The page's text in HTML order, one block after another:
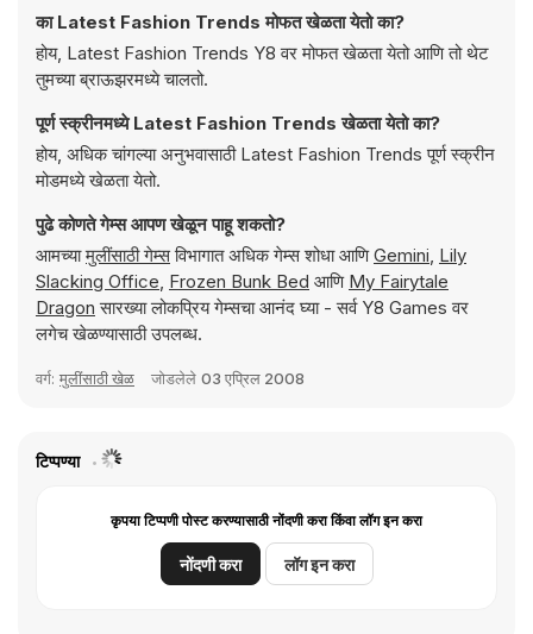
का Latest Fashion Trends मोफत खेळता येतो का?
होय, Latest Fashion Trends Y8 वर मोफत खेळता येतो आणि तो थेट
तुमच्या ब्राऊझरमध्ये चालतो.
पूर्ण स्क्रीनमध्ये Latest Fashion Trends खेळता येतो का?
होय, अधिक चांगल्या अनुभवासाठी Latest Fashion Trends पूर्ण स्क्रीन
मोडमध्ये खेळता येतो.
पुढे कोणते गेम्स आपण खेळून पाहू शकतो?
आमच्यामुलींसाठी गेम्सविभागात अधिक गेम्स शोधा आणिGemini, Lily
Slacking Office, Frozen Bunk Bed आणि My Fairytale
Dragon सारख्या लोकप्रिय गेम्सचा आनंद घ्या - सर्व Y8 Games वर
लगेच खेळण्यासाठी उपलब्ध.
वर्ग: मुलींसाठी खेळ जोडलेले 03 एप्रिल 2008
टिप्पण्या
कृपया टिप्पणी पोस्ट करण्यासाठी नोंदणी करा किंवा लॉग इन करा
नोंदणी करा लॉग इन करा